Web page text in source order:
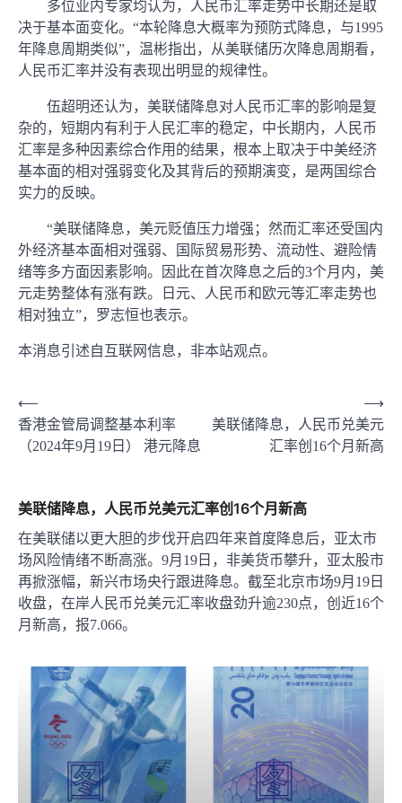
多位业内专家均认为，人民币汇率走势中长期还是取
决于基本面变化。“本轮降息大概率为预防式降息，与1995
年降息周期类似”，温彬指出，从美联储历次降息周期看，
人民币汇率并没有表现出明显的规律性。
伍超明还认为，美联储降息对人民币汇率的影响是复
杂的，短期内有利于人民汇率的稳定，中长期内，人民币
汇率是多种因素综合作用的结果，根本上取决于中美经济
基本面的相对强弱变化及其背后的预期演变，是两国综合
实力的反映。
“美联储降息，美元贬值压力增强；然而汇率还受国内
外经济基本面相对强弱、国际贸易形势、流动性、避险情
绪等多方面因素影响。因此在首次降息之后的3个月内，美
元走势整体有涨有跌。日元、人民币和欧元等汇率走势也
相对独立”，罗志恒也表示。
本消息引述自互联网信息，非本站观点。
文
章
⟵
香港金管局调整基本利率
（2024年9月19日） 港元降息
美联储降息，人民币兑美元
汇率创16个月新高
⟶
美联储降息，人民币兑美元汇率创16个月新高
在美联储以更大胆的步伐开启四年来首度降息后，亚太市
场风险情绪不断高涨。9月19日，非美货币攀升，亚太股市
再掀涨幅，新兴市场央行跟进降息。截至北京市场9月19日
收盘，在岸人民币兑美元汇率收盘劲升逾230点，创近16个
月新高，报7.066。